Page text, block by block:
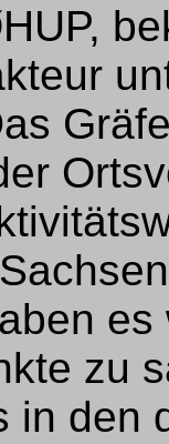
zu
in den